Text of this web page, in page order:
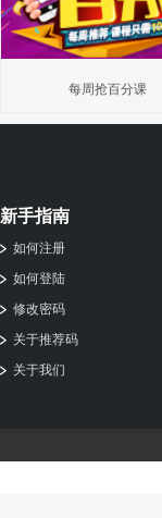
每周抢百分课
新手指南
如何注册
如何登陆
修改密码
关于推荐码
关于我们